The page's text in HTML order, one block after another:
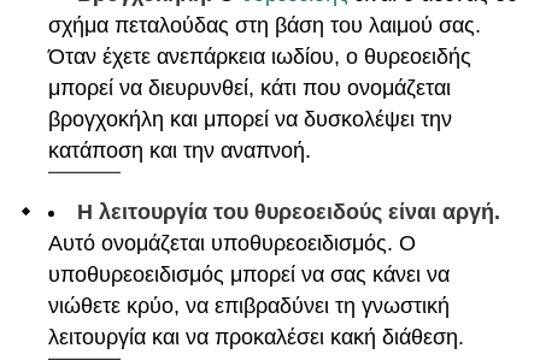
σχήμα πεταλούδας στη βάση του λαιμού σας.
Όταν έχετε ανεπάρκεια ιωδίου, ο θυρεοειδής
μπορεί να διευρυνθεί, κάτι που ονομάζεται
βρογχοκήλη και μπορεί να δυσκολέψει την
κατάποση και την αναπνοή.
Η λειτουργία του θυρεοειδούς είναι αργή.
Αυτό ονομάζεται υποθυρεοειδισμός. Ο
υποθυρεοειδισμός μπορεί να σας κάνει να
νιώθετε κρύο, να επιβραδύνει τη γνωστική
λειτουργία και να προκαλέσει κακή διάθεση.